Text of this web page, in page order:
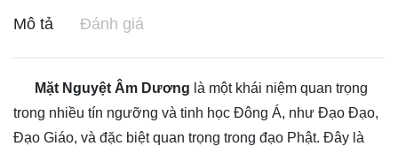
Mô tả Đánh giá
Mặt Nguyệt Âm Dương là một khái niệm quan trọng
trong nhiều tín ngưỡng và tinh học Đông Á, như Đạo Đạo,
Đạo Giáo, và đặc biệt quan trọng trong đạo Phật. Đây là